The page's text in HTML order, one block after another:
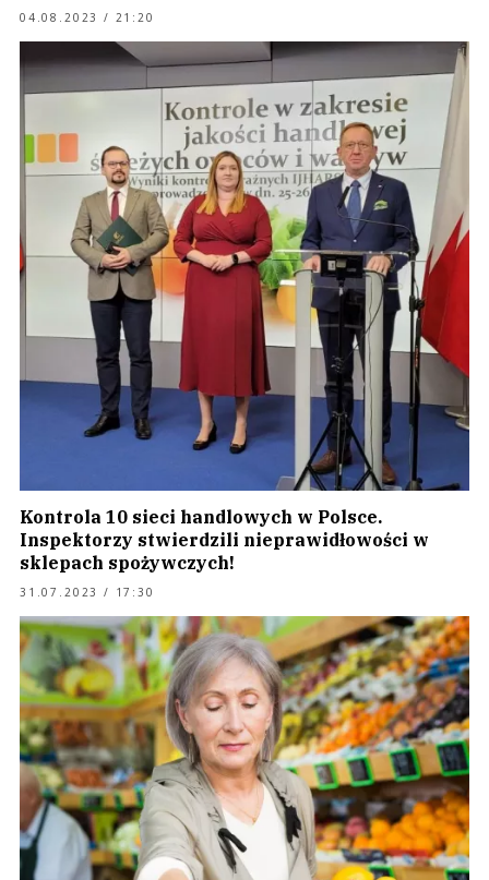
04.08.2023 / 21:20
Kontrola 10 sieci handlowych w Polsce.
Inspektorzy stwierdzili nieprawidłowości w
sklepach spożywczych!
31.07.2023 / 17:30